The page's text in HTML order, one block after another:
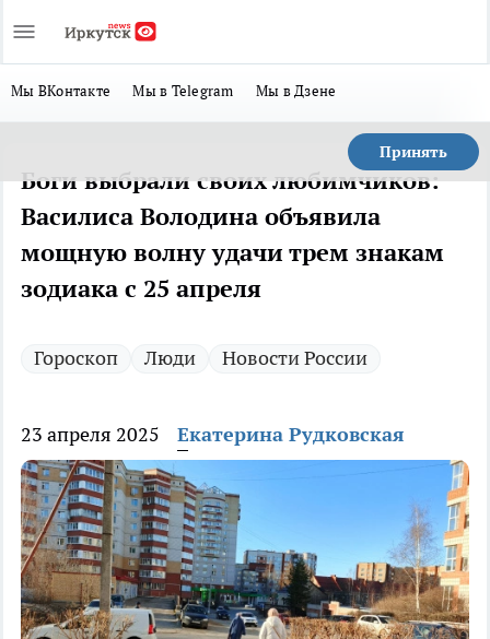
Мы ВКонтакте Мы в Telegram Мы в Дзене
Принять
Боги выбрали своих любимчиков:
Василиса Володина объявила
мощную волну удачи трем знакам
зодиака с 25 апреля
Гороскоп Люди Новости России
23 апреля 2025 Екатерина Рудковская